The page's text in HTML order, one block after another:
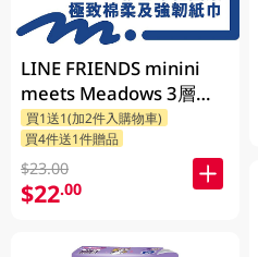
LINE FRIENDS minini
meets Meadows 3層印
花細碼袋裝面紙 110張 x
5包 (包裝隨機發送)
買1送1(加2件入購物車)
買4件送1件贈品
$23.00
$22.00